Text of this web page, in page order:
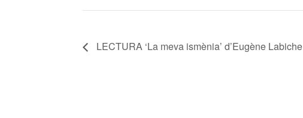
LECTURA ‘La meva ismènia’ d’Eugène Labiche